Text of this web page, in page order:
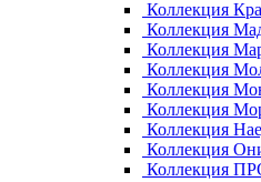
Коллекция
Коллекция
Коллекция
Коллекция
Коллекция
Коллекция
Коллекция
Коллекция
Коллекция